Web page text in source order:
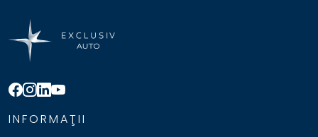
INFORMAŢII